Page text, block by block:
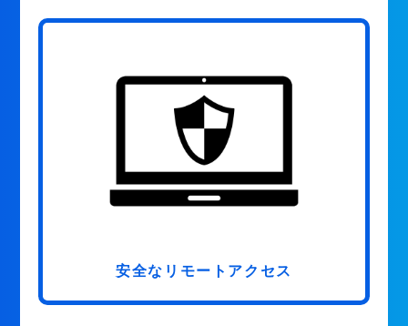
安全なリモートアクセス